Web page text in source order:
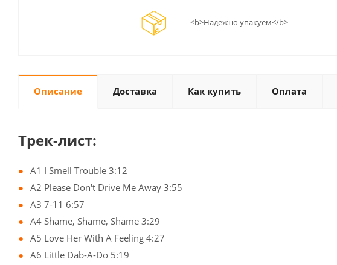
<b>Надежно упакуем</b>
Описание Доставка Как купить Оплата
Трек-лист:
A1 I Smell Trouble 3:12
A2 Please Don't Drive Me Away 3:55
A3 7-11 6:57
A4 Shame, Shame, Shame 3:29
A5 Love Her With A Feeling 4:27
A6 Little Dab-A-Do 5:19